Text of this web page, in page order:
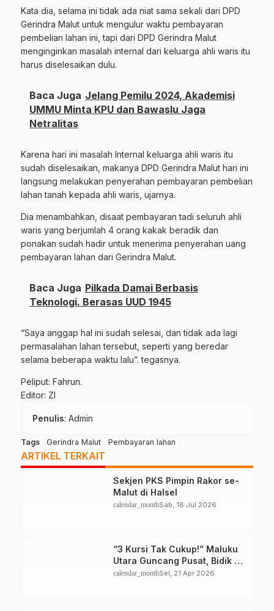
Kata dia, selama ini tidak ada niat sama sekali dari DPD
Gerindra Malut untuk mengulur waktu pembayaran
pembelian lahan ini, tapi dari DPD Gerindra Malut
menginginkan masalah internal dari keluarga ahli waris itu
harus diselesaikan dulu.
Baca Juga Jelang Pemilu 2024, Akademisi
UMMU Minta KPU dan Bawaslu Jaga
Netralitas
Karena hari ini masalah Internal keluarga ahli waris itu
sudah diselesaikan, makanya DPD Gerindra Malut hari ini
langsung melakukan penyerahan pembayaran pembelian
lahan tanah kepada ahli waris, ujarnya.
Dia menambahkan, disaat pembayaran tadi seluruh ahli
waris yang berjumlah 4 orang kakak beradik dan
ponakan sudah hadir untuk menerima penyerahan uang
pembayaran lahan dari Gerindra Malut.
Baca Juga Pilkada Damai Berbasis
Teknologi. Berasas UUD 1945
“Saya anggap hal ini sudah selesai, dan tidak ada lagi
permasalahan lahan tersebut, seperti yang beredar
selama beberapa waktu lalu”. tegasnya.
Peliput: Fahrun.
Editor: ZI
Penulis: Admin
Tags Gerindra Malut Pembayaran lahan
ARTIKEL TERKAIT
Sekjen PKS Pimpin Rakor se-
Malut di Halsel
calendar_monthSab, 18 Jul 2026
“3 Kursi Tak Cukup!” Maluku
Utara Guncang Pusat, Bidik 6
Kursi DPR RI
calendar_monthSel, 21 Apr 2026